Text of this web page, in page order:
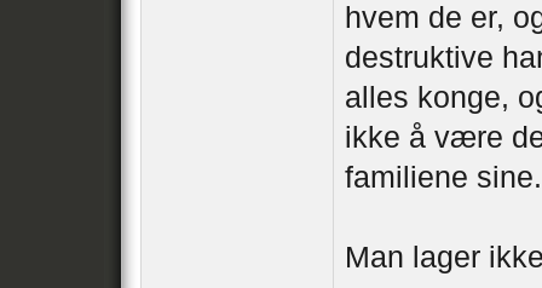
hvem de er,
destruktive
alles konge,
ikke å være
familiene sine.
Man lager